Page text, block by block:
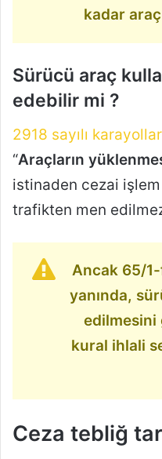
kadar
Sürücü araç
edebilir mi ?
2918 sayılı
“Araçların
istinaden cezai
trafikten men
Ancak 65/
yanında,
edilmesini
kural ihlali
Ceza tebliğ